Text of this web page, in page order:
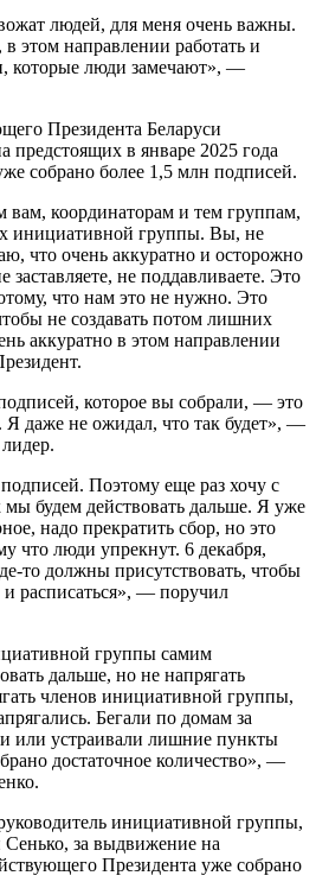
людей, для меня очень важны.
этом направлении работать и
которые люди замечают», —
Президента Беларуси
предстоящих в январе 2025 года
собрано более 1,5 млн подписей.
вам, координаторам и тем группам,
инициативной группы. Вы, не
что очень аккуратно и осторожно
заставляете, не поддавливаете. Это
что нам это не нужно. Это
не создавать потом лишних
аккуратно в этом направлении
которое вы собрали, — это
Я даже не ожидал, что так будет», —
Поэтому еще раз хочу с
мы будем действовать дальше. Я уже
надо прекратить сбор, но это
что люди упрекнут. 6 декабря,
то должны присутствовать, чтобы
расписаться», — поручил
группы самим
дальше, но не напрягать
членов инициативной группы,
Бегали по домам за
или устраивали лишние пункты
достаточное количество», —
инициативной группы,
за выдвижение на
Президента уже собрано